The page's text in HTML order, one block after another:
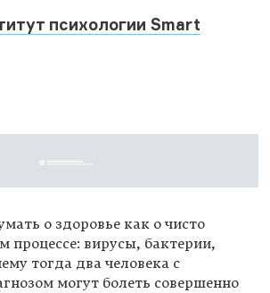
психологии Smart
о здоровье как о чисто
процессе: вирусы, бактерии,
тогда два человека с
могут болеть совершенно